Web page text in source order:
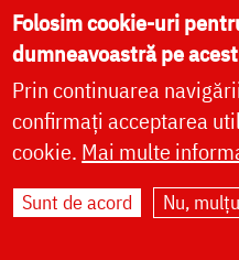
vezi
Folosim cookie-uri
dumneavoastră pe
Prin continuarea
confirmați acceptarea
cookie. Mai multe
Sunt de acord Nu,